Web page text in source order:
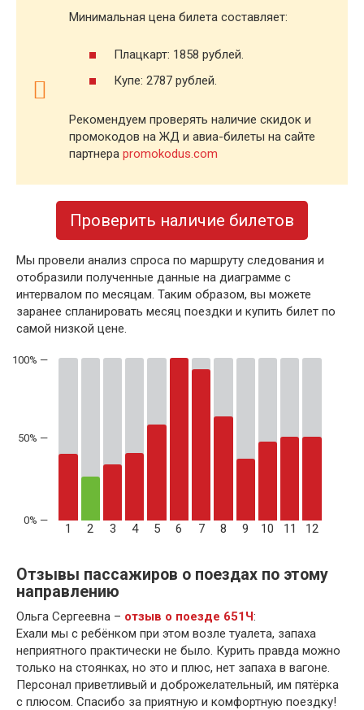
Минимальная цена билета составляет:
Плацкарт: 1858 рублей.
Купе: 2787 рублей.
Рекомендуем проверять наличие скидок и
промокодов на ЖД и авиа-билеты на сайте
партнера promokodus.com
Проверить наличие билетов
Мы провели анализ спроса по маршруту следования и
отобразили полученные данные на диаграмме с
интервалом по месяцам. Таким образом, вы можете
заранее спланировать месяц поездки и купить билет по
самой низкой цене.
50% —
1 2 3 4 5 6 7 8 9 10 11 12
Отзывы пассажиров о поездах по этому
направлению
Ольга Сергеевна – отзыв о поезде 651Ч:
Ехали мы с ребёнком при этом возле туалета, запаха
неприятного практически не было. Курить правда можно
только на стоянках, но это и плюс, нет запаха в вагоне.
Персонал приветливый и доброжелательный, им пятёрка
с плюсом. Спасибо за приятную и комфортную поездку!